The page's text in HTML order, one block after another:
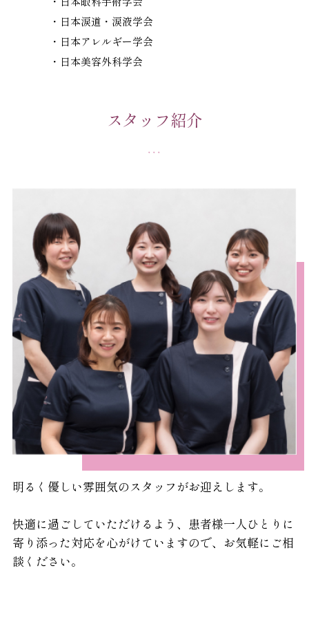
・日本涙道・涙液学会
・日本アレルギー学会
・日本美容外科学会
スタッフ紹介
明るく優しい雰囲気のスタッフがお迎えします。
快適に過ごしていただけるよう、患者様一人ひとりに
寄り添った対応を心がけていますので、お気軽にご相
談ください。